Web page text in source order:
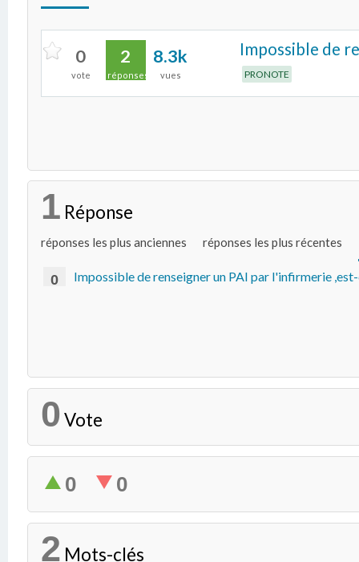
0
vote
2
réponses
8.3k
vues
Impossible de
PRONOTE
1 Réponse
réponses les plus anciennes réponses les plus récentes
0 Impossible de renseigner un PAI par l'infirmerie
0 Vote
0 0
2 Mots-clés